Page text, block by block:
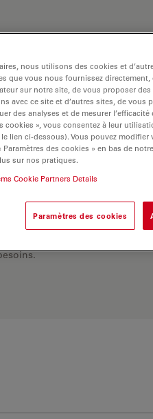
de 40x et une
dans un
0,36 mm et un
notresélecteur
et trouvez
nous utilisons des cookies et
que vous nous fournissez
sur notre site, de vous proposer
avec ce site et d’autres sites, de vous
des analyses et de mesurer
cookies », vous consentez à leur
lien ci-dessous). Vous pouvez
Paramètres des cookies » en bas de
sur nos pratiques.
Cookie Partners Details
Paramètres des cookies